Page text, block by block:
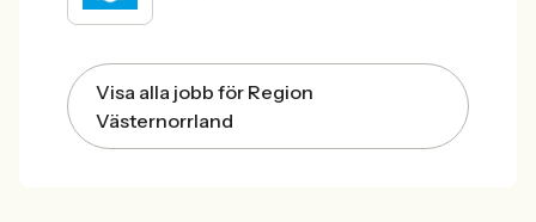
Visa alla jobb för Region
Västernorrland